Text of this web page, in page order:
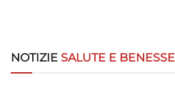
NOTIZIE SALUTE E